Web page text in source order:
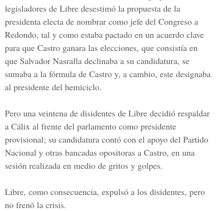
legisladores de Libre desestimó la propuesta de la
presidenta electa de nombrar como jefe del Congreso a
Redondo, tal y como estaba pactado en un acuerdo clave
para que Castro ganara las elecciones, que consistía en
que Salvador Nasralla declinaba a su candidatura, se
sumaba a la fórmula de Castro y, a cambio, este designaba
al presidente del hemiciclo.
Pero una veintena de disidentes de Libre decidió respaldar
a Cálix al frente del parlamento como presidente
provisional; su candidatura contó con el apoyo del Partido
Nacional y otras bancadas opositoras a Castro, en una
sesión realizada en medio de gritos y golpes.
Libre, como consecuencia, expulsó a los disidentes, pero
no frenó la crisis.